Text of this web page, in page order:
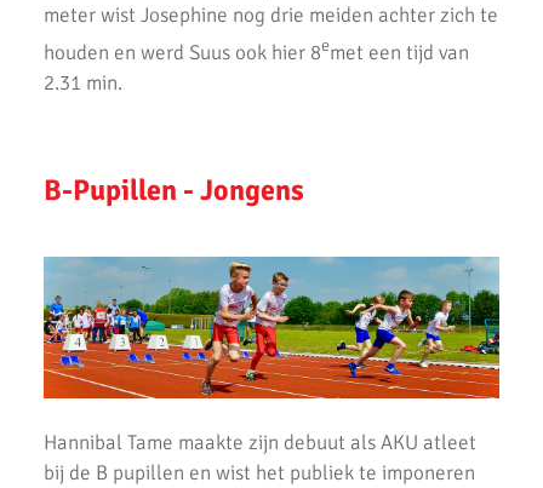
meter wist Josephine nog drie meiden achter zich te
houden en werd Suus ook hier 8emet een tijd van
2.31 min.
B-Pupillen - Jongens
Hannibal Tame maakte zijn debuut als AKU atleet
bij de B pupillen en wist het publiek te imponeren